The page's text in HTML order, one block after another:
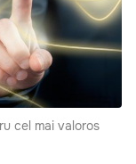
cel mai valoros